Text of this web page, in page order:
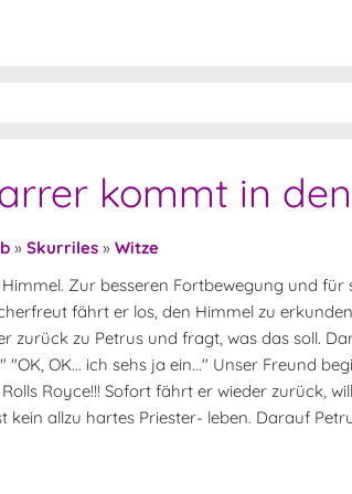
kommt in
» Skurriles » Witze
Zur besseren Fortbewegung und für
fährt er los, den Himmel zu
zurück zu Petrus und fragt, was das soll.
OK... ich sehs ja ein..." Unser Freund
Royce!!! Sofort fährt er wieder zurück,
allzu hartes Priester- leben. Darauf